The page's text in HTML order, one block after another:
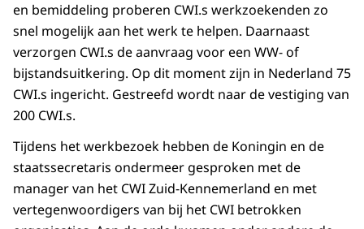
en bemiddeling proberen CWI.s werkzoekenden zo
snel mogelijk aan het werk te helpen. Daarnaast
verzorgen CWI.s de aanvraag voor een WW- of
bijstandsuitkering. Op dit moment zijn in Nederland 75
CWI.s ingericht. Gestreefd wordt naar de vestiging van
200 CWI.s.
Tijdens het werkbezoek hebben de Koningin en de
staatssecretaris ondermeer gesproken met de
manager van het CWI Zuid-Kennemerland en met
vertegenwoordigers van bij het CWI betrokken